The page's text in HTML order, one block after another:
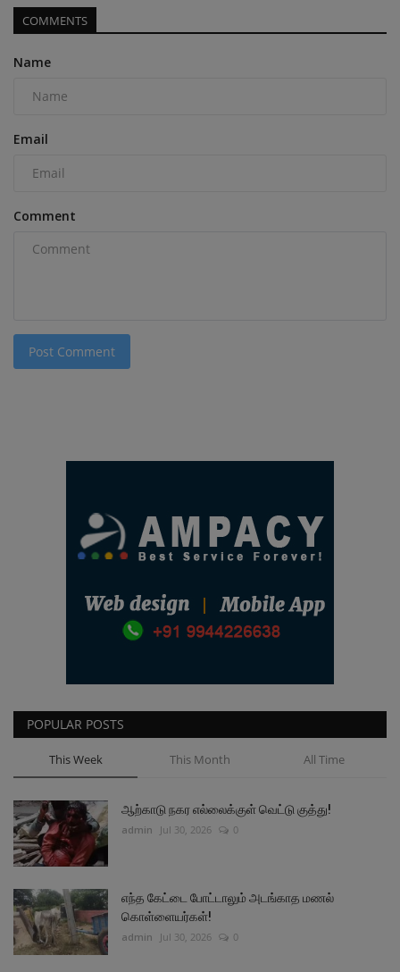
COMMENTS
Name
Email
Comment
Post Comment
POPULAR POSTS
This Week This Month All Time
ஆற்காடு நகர எல்லைக்குள் வெட்டு குத்து!
admin Jul 30, 2026 0
எந்த கேட்டை போட்டாலும் அடங்காத மணல்
கொள்ளையர்கள்!
admin Jul 30, 2026 0